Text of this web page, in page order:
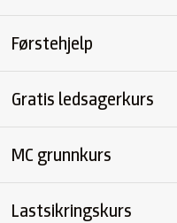
Førstehjelp
Gratis ledsagerkurs
MC grunnkurs
Lastsikringskurs